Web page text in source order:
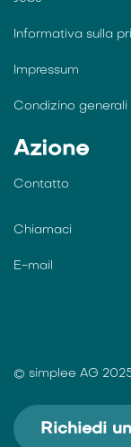
Informativa sulla
Impressum
Condizino generali
Azione
Contatto
Chiamaci
E-mail
© simplee AG
Richiedi